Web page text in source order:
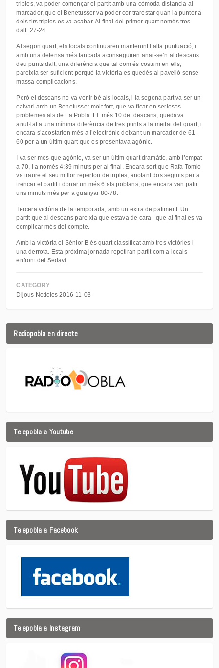
triples, va poder començar el partit amb una còmoda distancia al
marcador, que el Benetusser va poder contrarestar quan la punteria
dels tirs triples es va acabar. Al final del primer quart només tres
dalt: 27-24.
Al segon quart, els locals continuaren mantenint l’alta puntuació, i
amb una defensa més tancada aconseguiren anar-se’n al descans
deu punts dalt, una diferència que tal com és costum en ells,
pareixia ser suficient perquè la victòria es quedés al pavelló sense
massa complicacions.
Però el descans no va venir bé als locals, i la segona part va ser un
calvari amb un Benetusser molt fort, que va ficar en seriosos
problemes als de La Pobla. El més 10 del descans, quedava
anul·lat a una mínima diferència de tres punts a la meitat del quart, i
encara s’acostarien més a l’electrònic deixant un marcador de 61-
60 per a un últim quart que es presentava agònic.
I va ser més que agònic, va ser un últim quart dramàtic, amb l’empat
a 70, i a només 4:39 minuts per al final. Encara sort que Rafa Tomio
va traure el seu millor repertori de triples, anotant dos seguits per a
trencar el partit i donar un més 6 als poblans, que encara van patir
uns minuts més per a guanyar 80-78.
Tercera victòria de la temporada, amb un extra de patiment. Un
partit que al descans pareixia que estava de cara i que al final es va
complicar més del compte.
Amb la victòria el Sènior B és quart classificat amb tres victòries i
una derrota. Esta pròxima jornada repetiran partit com a locals
enfront del Sedaví.
CATEGORY
Dijous Notícies 2016-11-03
Radiopobla en directe
Telepobla a Youtube
Telepobla a Facebook
Telepobla a Instagram